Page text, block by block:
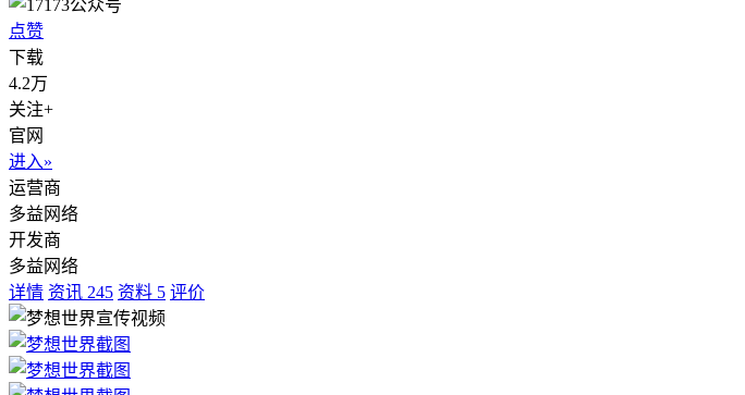
点赞
下载
4.2万
关注+
官网
进入»
运营商
多益网络
开发商
多益网络
详情 资讯 245 资料 5 评价